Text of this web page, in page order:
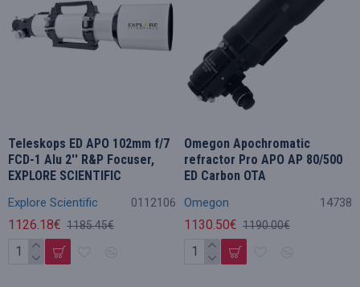
Explore Scientific 0112106
Teleskops ED APO 102mm f/7
FCD-1 Alu 2'' R&P Focuser,
EXPLORE SCIENTIFIC
1126.18€ 1185.45€
Omegon 14738
Omegon Apochromatic
refractor Pro APO AP 80/500
ED Carbon OTA
1130.50€ 1190.00€